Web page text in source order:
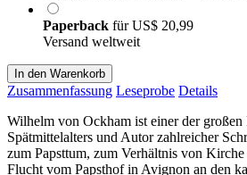
Paperback fürUS$ 20,99
Versand weltweit
In den Warenkorb
Zusammenfassung Leseprobe Details
Wilhelm von Ockham ist einer der großen
Spätmittelalters und Autor zahlreicher
zum Papsttum, zum Verhältnis von
Flucht vom Papsthof in Avignon an den